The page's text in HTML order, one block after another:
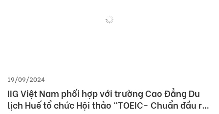
19/09/2024
IIG Việt Nam phối hợp với trường Cao Đẳng Du
lịch Huế tổ chức Hội thảo “TOEIC- Chuẩn đầu ra